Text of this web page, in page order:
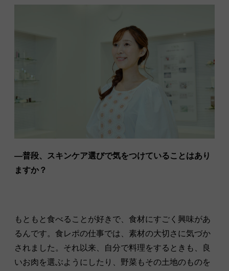
—普段、スキンケア選びで気をつけていることはあり
ますか？
もともと食べることが好きで、食材にすごく興味があ
るんです。食レポの仕事では、素材の大切さに気づか
されました。それ以来、自分で料理をするときも、良
いお肉を選ぶようにしたり、野菜もその土地のものを